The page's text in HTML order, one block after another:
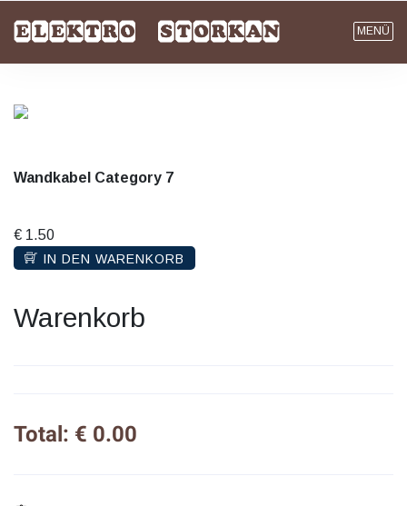
MENÜ
Wandkabel Category 7
€ 1.50
IN DEN WARENKORB
Warenkorb
Total: € 0.00